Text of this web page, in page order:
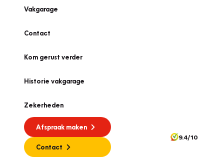
Vakgarage
Contact
Kom gerust verder
Historie vakgarage
Zekerheden
Afspraak maken
Contact
9.4/10